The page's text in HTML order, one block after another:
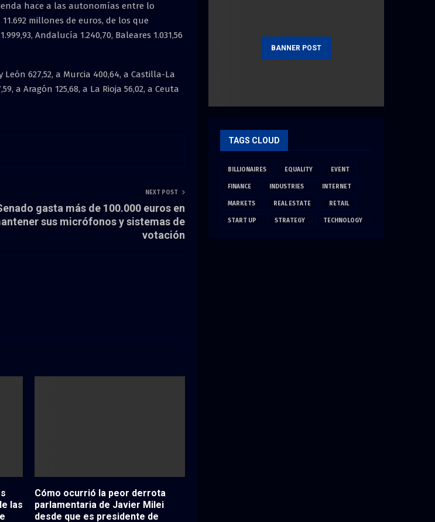
hace a las autonomías entre lo
11.692 millones de euros, de los que
Andalucía 1.240,70, Baleares 1.031,56
León 627,52, a Murcia 400,64, a Castilla-La
a Aragón 125,68, a La Rioja 56,02, a Ceuta
NEXT POST
gasta más de 100.000 euros en
sus micrófonos y sistemas de
votación
las
Cómo ocurrió la peor derrota
parlamentaria de Javier Milei
desde que es presidente de
BANNER POST
TAGS CLOUD
BILLIONAIRES EQUALITY EVENT
FINANCE INDUSTRIES INTERNET
MARKETS REAL ESTATE RETAIL
START UP STRATEGY TECHNOLOGY